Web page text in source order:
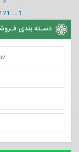
1
...
21
دسـته بندی